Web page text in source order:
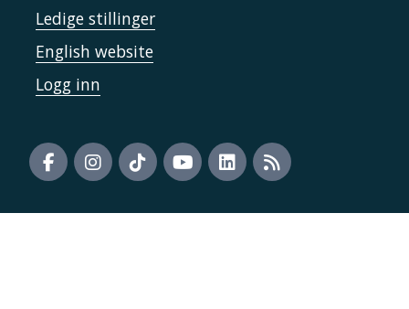
Ledige stillinger
English website
Logg inn